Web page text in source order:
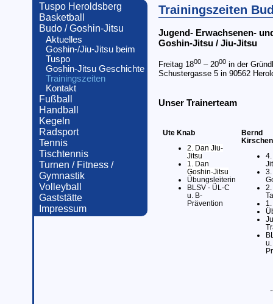
Tuspo Heroldsberg
Basketball
Budo / Goshin-Jitsu
Aktuelles
Goshin-/Jiu-Jitsu beim
Tuspo
Goshin-Jitsu Geschichte
Trainingszeiten
Kontakt
Fußball
Handball
Kegeln
Radsport
Tennis
Tischtennis
Turnen / Fitness /
Gymnastik
Volleyball
Gaststätte
Impressum
Trainingszeiten
Jugend- Erwachsenen-
Goshin-Jitsu / Jiu-Jitsu
Freitag 1800– 2000in der
Schustergasse 5 in 90562
Unser Trainerteam
Ute Knab
2. Dan Jiu-
Jitsu
1. Dan
Goshin-Jitsu
Übungsleiterin
BLSV - ÜL-C
u. B-
Prävention
Bernd
u.